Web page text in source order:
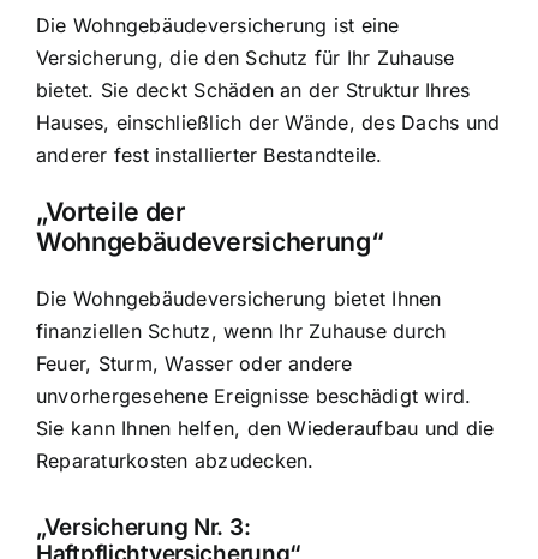
Die Wohngebäudeversicherung ist eine
Versicherung, die den Schutz für Ihr Zuhause
bietet. Sie deckt Schäden an der Struktur Ihres
Hauses, einschließlich der Wände, des Dachs und
anderer fest installierter Bestandteile.
„Vorteile der
Wohngebäudeversicherung“
Die Wohngebäudeversicherung bietet Ihnen
finanziellen Schutz, wenn Ihr Zuhause durch
Feuer, Sturm, Wasser oder andere
unvorhergesehene Ereignisse beschädigt wird.
Sie kann Ihnen helfen, den Wiederaufbau und die
Reparaturkosten abzudecken.
„Versicherung Nr. 3: